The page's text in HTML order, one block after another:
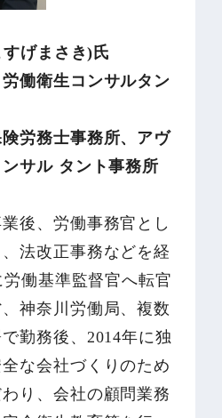
げまさき)氏
働衛生コンサルタン
労務士事務所、アヴ
サル タント事務所
後、労働事務官とし
法改正事務などを経
働基準監督官へ転官
神奈川労働局、複数
勤務後、2014年に独
な会社づくりのため
り、会社の顧問業務